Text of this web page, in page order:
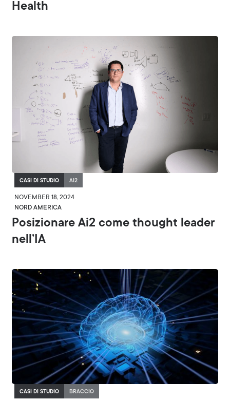
Health
CASI DI STUDIO AI2
NOVEMBER 18, 2024
NORD AMERICA
Posizionare Ai2 come thought leader
nell’IA
CASI DI STUDIO BRACCIO